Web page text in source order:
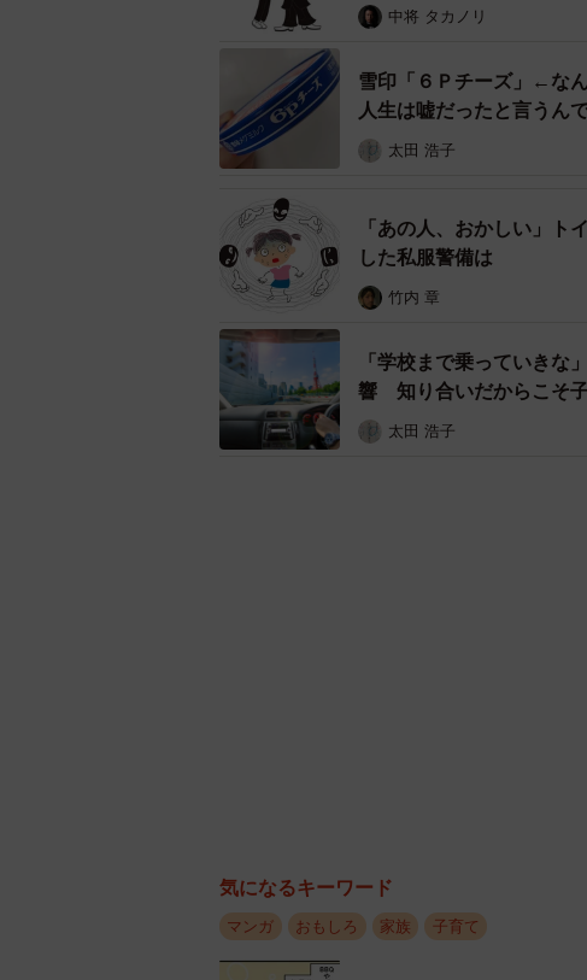
す。「何か変だな」と感じたその女性、
「おじょうちゃん、この人たち知ってる
すると、女の子はこう言いました。
「 知 ら な い 人 で す 」
実際に連れ去られそうになった人の
思いもよらなかった展開。女の子を連れ
――つまり女の子は誘拐されそうになっ
しろやぎ秋吾さんによると、今回のエピ
だそう。ツイートには、投稿者さんが書
中将 タカノリ
雪印「６Ｐチーズ」←な
人生は嘘だったと言うん
太田 浩子
「あの人、おかしい」
した私服警備は
竹内 章
「学校まで乗っていき
響 知り合いだからこそ子
太田 浩子
気になるキーワード
マンガ おもしろ 家族 子育て